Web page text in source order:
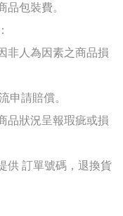
品包裝費。
非人為因素之商品損
申請賠償。
品狀況呈報瑕疵或損
供 訂單號碼，退換貨